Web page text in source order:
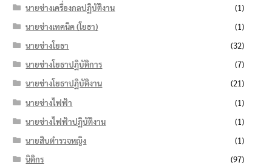
นายช่างเครื่องกลปฏิบัติงาน
(1)
นายช่างเทคนิค (โยธา)
(1)
นายช่างโยธา
(32)
นายช่างโยธาปฏิบัติการ
(7)
นายช่างโยธาปฏิบัติงาน
(21)
นายช่างไฟฟ้า
(1)
นายช่างไฟฟ้าปฏิบัติงาน
(1)
นายสิบตำรวจหญิง
(1)
นิติกร
(97)